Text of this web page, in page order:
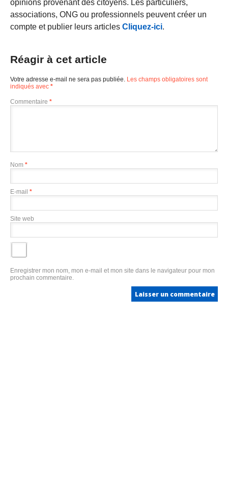
opinions provenant des citoyens. Les particuliers,
associations, ONG ou professionnels peuvent créer un
compte et publier leurs articles Cliquez-ici.
Réagir à cet article
Votre adresse e-mail ne sera pas publiée. Les champs obligatoires sont
indiqués avec *
Commentaire *
Nom *
E-mail *
Site web
Enregistrer mon nom, mon e-mail et mon site dans le navigateur pour mon
prochain commentaire.